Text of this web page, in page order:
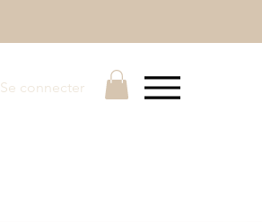
Se connecter